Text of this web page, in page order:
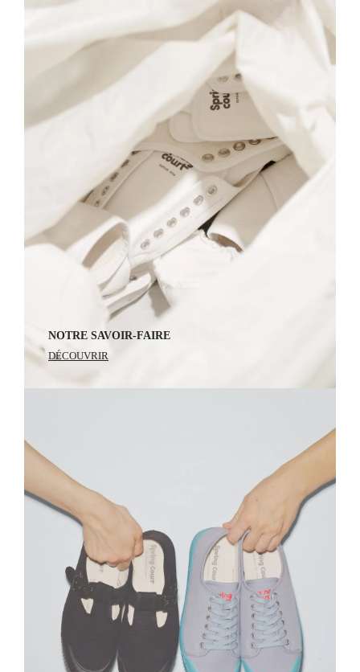
LES TOILES
SPRING COURT À 90 ANS
Pour ses 90 ans, sous l’impulsion des trois sœurs
Grimmeisen, petites-filles du fondateur, Spring
Court s’offre une année pour fêter son grand âge.
Un moment pour célébrer la joie d’être toujours